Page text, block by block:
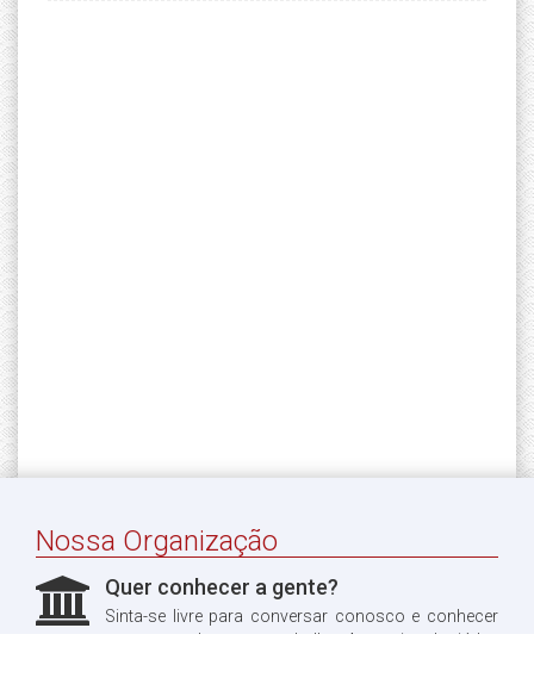
Nossa Organização
Quer conhecer a gente?
Sinta-se livre para conversar conosco e conhecer
um pouco do nosso trabalho. Aproveitando, já leu